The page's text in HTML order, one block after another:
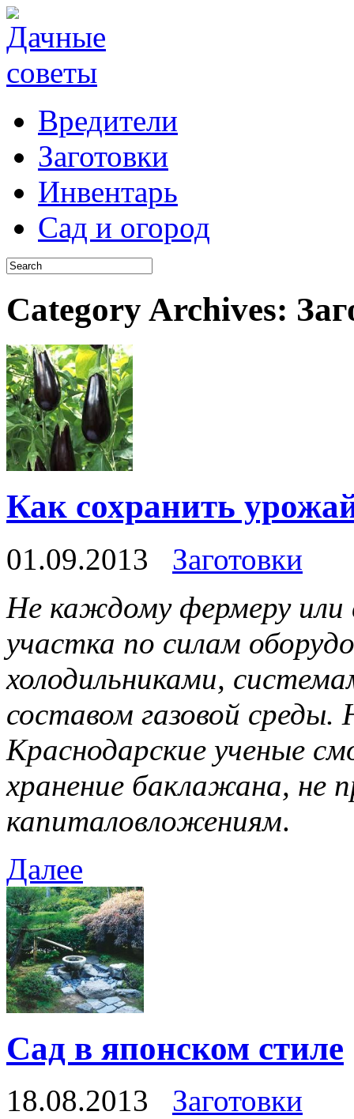
Вредители
Заготовки
Инвентарь
Сад и огород
Category Archives:
Как сохранить
01.09.2013
Заготовки
Не каждому фермеру или
участка по силам
холодильниками,
составом газовой
Краснодарские ученые
хранение баклажана, не
капиталовложениям.
Далее
Сад в японском стиле
18.08.2013
Заготовки